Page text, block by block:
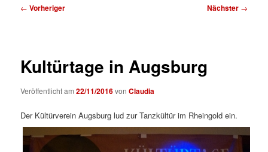
Beitragsnavigation
← Vorheriger Nächster →
Kultürtage in Augsburg
Veröffentlicht am22/11/2016vonClaudia
Der Kültürverein Augsburg lud zur Tanzkültür im Rheingold ein.